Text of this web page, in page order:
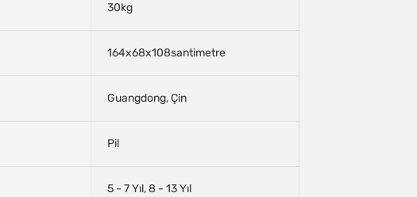
30kg
164x68x108santimetre
Guangdong, Çin
Pil
5 - 7 Yıl, 8 - 13 Yıl